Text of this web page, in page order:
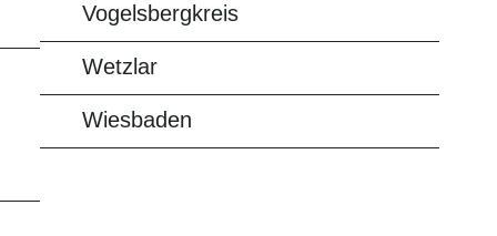
Vogelsbergkreis
Wetzlar
Wiesbaden